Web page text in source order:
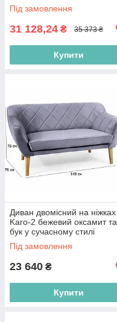
Під замовлення
31 128,24 ₴ 35 373 ₴
Купити
Диван двомісний на ніжках
Karo-2 бежевий оксамит та
бук у сучасному стилі
Під замовлення
23 640 ₴
Купити